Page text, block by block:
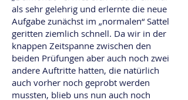
als sehr gelehrig und erlernte die neue
Aufgabe zunächst im „normalen“ Sattel
geritten ziemlich schnell. Da wir in der
knappen Zeitspanne zwischen den
beiden Prüfungen aber auch noch zwei
andere Auftritte hatten, die natürlich
auch vorher noch geprobt werden
mussten, blieb uns nun auch noch